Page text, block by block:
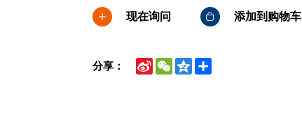
现在询问 添加到购物车
分享：
Sina
Weibo
WeChatQzone